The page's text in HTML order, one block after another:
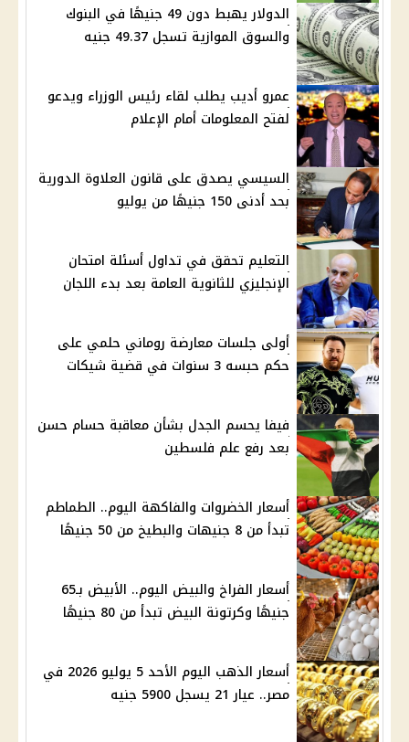
الدولار يهبط دون 49 جنيهًا في البنوك
والسوق الموازية تسجل 49.37 جنيه
عمرو أديب يطلب لقاء رئيس الوزراء ويدعو
لفتح المعلومات أمام الإعلام
السيسي يصدق على قانون العلاوة الدورية
بحد أدنى 150 جنيهًا من يوليو
التعليم تحقق في تداول أسئلة امتحان
الإنجليزي للثانوية العامة بعد بدء اللجان
أولى جلسات معارضة روماني حلمي على
حكم حبسه 3 سنوات في قضية شيكات
فيفا يحسم الجدل بشأن معاقبة حسام حسن
بعد رفع علم فلسطين
أسعار الخضروات والفاكهة اليوم.. الطماطم
تبدأ من 8 جنيهات والبطيخ من 50 جنيهًا
أسعار الفراخ والبيض اليوم.. الأبيض بـ65
جنيهًا وكرتونة البيض تبدأ من 80 جنيهًا
أسعار الذهب اليوم الأحد 5 يوليو 2026 في
مصر.. عيار 21 يسجل 5900 جنيه